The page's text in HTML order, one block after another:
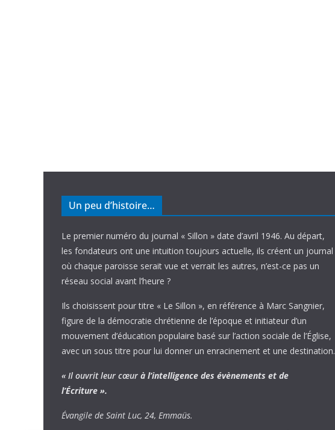
Un peu d’histoire…
Le premier numéro du journal « Sillon » date d’avril 1946. Au départ,
les fondateurs ont une intuition toujours actuelle, ils créent un journal
où chaque paroisse serait vue et verrait les autres, n’est-ce pas un
réseau social avant l’heure ?
Ils choisissent pour titre « Le Sillon », en référence à Marc Sangnier,
figure de la démocratie chrétienne de l’époque et initiateur d’un
mouvement d’éducation populaire basé sur l’action sociale de l’Église,
avec un sous titre pour lui donner un enracinement et une destination.
« Il ouvrit leur cœur à l’intelligence des évènements et de
l’Écriture ».
Évangile de Saint Luc, 24, Emmaüs.